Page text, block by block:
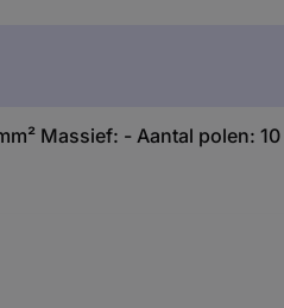
Massief: - Aantal polen: 10